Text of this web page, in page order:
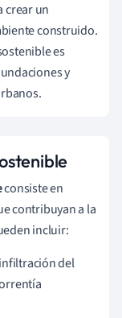
crear un
construido.
es
y
consiste en
contribuyan a la
incluir:
del